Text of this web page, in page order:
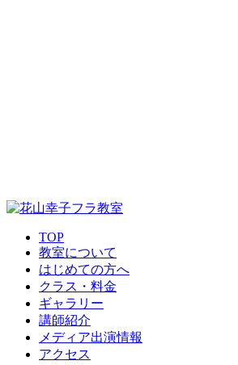
TOP
教室について
はじめての方へ
クラス・料金
ギャラリー
講師紹介
メディア出演情報
アクセス